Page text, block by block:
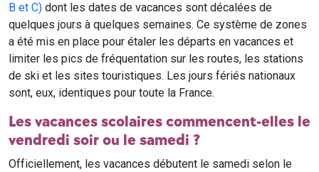
B et C) dont les dates de vacances sont décalées de
quelques jours à quelques semaines. Ce système de zones
a été mis en place pour étaler les départs en vacances et
limiter les pics de fréquentation sur les routes, les stations
de ski et les sites touristiques. Les jours fériés nationaux
sont, eux, identiques pour toute la France.
Les vacances scolaires commencent-elles le
vendredi soir ou le samedi ?
Officiellement, les vacances débutent le samedi selon le